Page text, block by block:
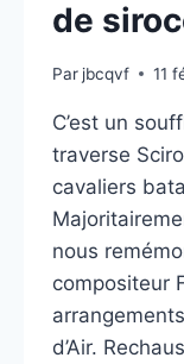
de
Par jbcqvf 11
C’est un
traverse
cavaliers
nous
compositeur
d’Air.